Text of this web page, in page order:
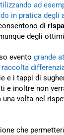
ad
in pratica degli
di
degli
evento grande
e i tappi di
e inoltre non
una volta nel
che